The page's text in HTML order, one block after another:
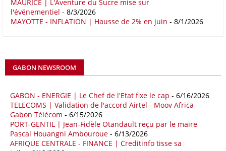
% au cours des quatre premiers mois de 2026 comparativement à la
même période de 2025 pour s’établir à 36,8 milliards de dollars, en
avril, à 81,82 milliards de dollars. Durant la même période, les
importations chinoises en provenance du continent ont atteint 45,02
quatre premiers mois de 2025.
09/05/26 ITALIE - LIBYE
Les deux pays veulent accélérer leurs projets gaziers communs, afin
de sécuriser davantage les approvisionnements énergétiques en
Méditerranée, dans un contexte marqué par des tensions
MAURICE | L'Aventure du Sucre mise sur
l'événementiel - 8/3/2026
MAYOTTE - INFLATION | Hausse de 2% en juin - 8/1/2026
GABON NEWSROOM
GABON - ENERGIE | Le Chef de l'Etat fixe le cap - 6/16/2026
TELECOMS | Validation de l'accord Airtel - Moov Africa
Gabon Télécom - 6/15/2026
PORT-GENTIL | Jean-Fidèle Otandault reçu par le maire
Pascal Houangni Ambouroue - 6/13/2026
AFRIQUE CENTRALE - FINANCE | Creditinfo tisse sa